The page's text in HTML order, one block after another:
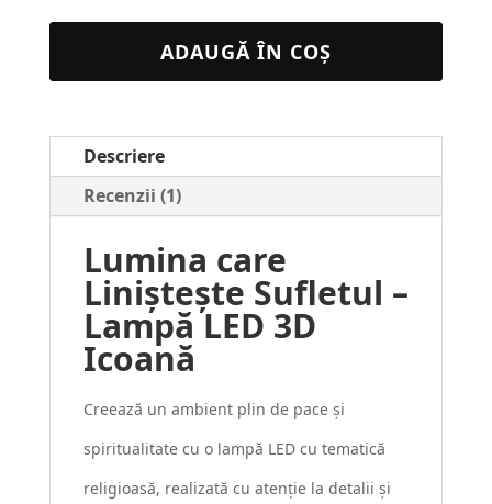
Lampa
Led
3D
Icoana
ADAUGĂ ÎN COȘ
Descriere
Recenzii (1)
Lumina care
Liniștește Sufletul –
Lampă LED 3D
Icoană
Creează un ambient plin de pace și
spiritualitate cu o lampă LED cu tematică
religioasă, realizată cu atenție la detalii și